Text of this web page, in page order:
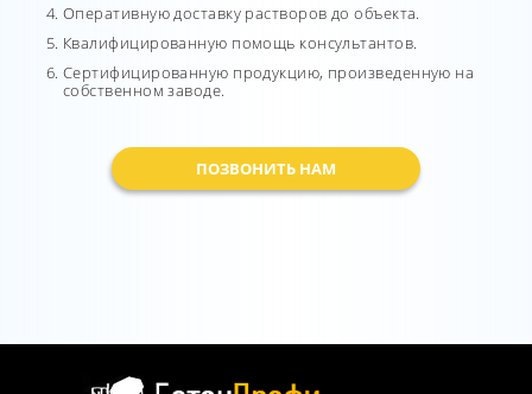
Оперативную доставку растворов до объекта.
Квалифицированную помощь консультантов.
Сертифицированную продукцию, произведенную на
собственном заводе.
ПОЗВОНИТЬ НАМ